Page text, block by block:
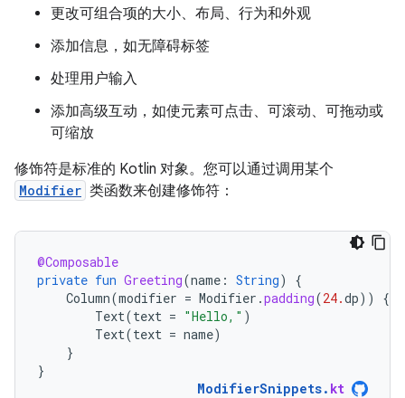
更改可组合项的大小、布局、行为和外观
添加信息，如无障碍标签
处理用户输入
添加高级互动，如使元素可点击、可滚动、可拖动或
可缩放
修饰符是标准的 Kotlin 对象。您可以通过调用某个
Modifier 类函数来创建修饰符：
@Composable
private fun Greeting(name : String)
{
Column(modifier = Modifier .padding(24.dp))
{
Text(text = "Hello," )
Text(text = name)
}
}
ModifierSnippets. kt